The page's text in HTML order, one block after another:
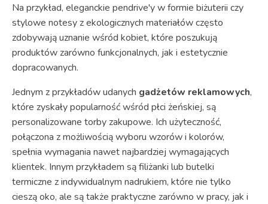
Na przykład, eleganckie pendrive'y w formie biżuterii czy
stylowe notesy z ekologicznych materiałów często
zdobywają uznanie wśród kobiet, które poszukują
produktów zarówno funkcjonalnych, jak i estetycznie
dopracowanych.
Jednym z przykładów udanych gadżetów reklamowych,
które zyskały popularność wśród płci żeńskiej, są
personalizowane torby zakupowe. Ich użyteczność,
połączona z możliwością wyboru wzorów i kolorów,
spełnia wymagania nawet najbardziej wymagających
klientek. Innym przykładem są filiżanki lub butelki
termiczne z indywidualnym nadrukiem, które nie tylko
cieszą oko, ale są także praktyczne zarówno w pracy, jak i